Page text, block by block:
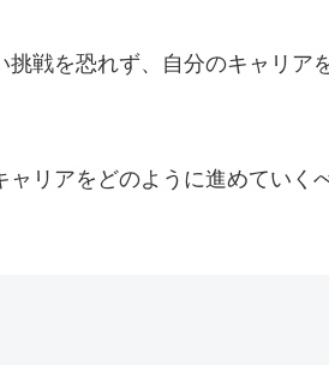
戦を恐れず、自分のキャリア
リアをどのように進めていく